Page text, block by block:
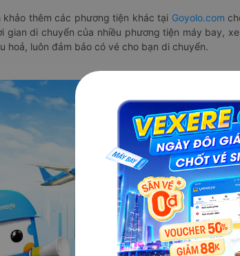
thêm các phương tiện khác tại Goyolo.com
gian di chuyển của nhiều phương tiện máy bay,
hoả, luôn đảm bảo có vé cho bạn di chuyển.
vụ
Tải